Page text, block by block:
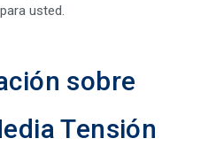
usted.
sobre
Tensión